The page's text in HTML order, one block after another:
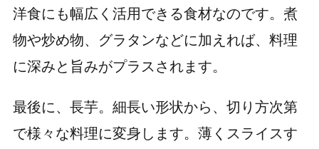
洋食にも幅広く活用できる食材なのです。煮
物や炒め物、グラタンなどに加えれば、料理
に深みと旨みがプラスされます。
最後に、長芋。細長い形状から、切り方次第
で様々な料理に変身します。薄くスライスす